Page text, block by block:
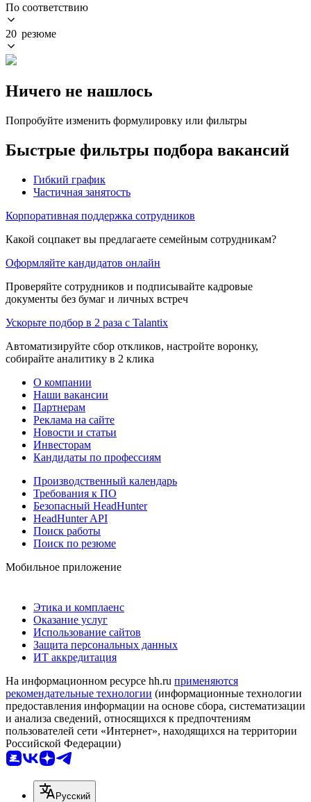
По соответствию
20 резюме
Ничего не нашлось
Попробуйте изменить формулировку или фильтры
Быстрые фильтры подбора вакансий
Гибкий график
Частичная занятость
Корпоративная поддержка сотрудников
Какой соцпакет вы предлагаете семейным сотрудникам?
Оформляйте кандидатов онлайн
Проверяйте сотрудников и подписывайте кадровые
документы без бумаг и личных встреч
Ускорьте подбор в 2 раза с Talantix
Автоматизируйте сбор откликов, настройте воронку,
собирайте аналитику в 2 клика
О компании
Наши вакансии
Партнерам
Реклама на сайте
Новости и статьи
Инвесторам
Кандидаты по профессиям
Производственный календарь
Требования к ПО
Безопасный HeadHunter
HeadHunter API
Поиск работы
Поиск по резюме
Мобильное приложение
Этика и комплаенс
Оказание услуг
Использование сайтов
Защита персональных данных
ИТ аккредитация
На информационном ресурсе hh.ru применяются
рекомендательные технологии (информационные технологии
предоставления информации на основе сбора, систематизации
и анализа сведений, относящихся к предпочтениям
пользователей сети «Интернет», находящихся на территории
Российской Федерации)
Русский